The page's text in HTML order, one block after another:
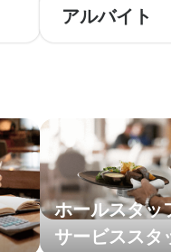
アルバイト
ホールスタッ
サービススタ